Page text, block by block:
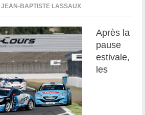
JEAN-BAPTISTE LASSAUX
Après la
pause
estivale,
les